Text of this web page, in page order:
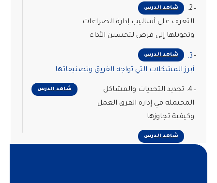
شاهد الدرس
2.
التعرف على أساليب إدارة الصراعات
وتحويلها إلى فرص لتحسين الأداء
شاهد الدرس
3.
أبرز المشكلات التي تواجه الفريق وتصنيفاتها
شاهد الدرس
4. تحديد التحديات والمشاكل
المحتملة في إدارة الفرق العمل
وكيفية تجاوزها
شاهد الدرس